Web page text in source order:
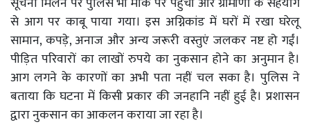
से आग पर काबू पाया गया। इस अग्निकांड में घरों में रखा घरेलू
सामान, कपड़े, अनाज और अन्य जरूरी वस्तुएं जलकर नष्ट हो गईं।
पीड़ित परिवारों का लाखों रुपये का नुकसान होने का अनुमान है।
आग लगने के कारणों का अभी पता नहीं चल सका है। पुलिस ने
बताया कि घटना में किसी प्रकार की जनहानि नहीं हुई है। प्रशासन
द्वारा नुकसान का आकलन कराया जा रहा है।